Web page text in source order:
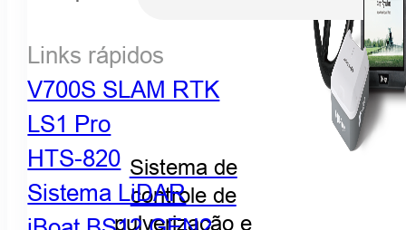
Sistema de
controle de
pulverização e
Links rápidos
V700S SLAM RTK
LS1 Pro
HTS-820
Sistema LiDAR